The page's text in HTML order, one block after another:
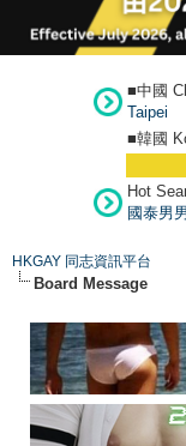
■中國
Taipei
■韓國
Hot
國泰男
HKGAY 同志資訊平台
Board Message